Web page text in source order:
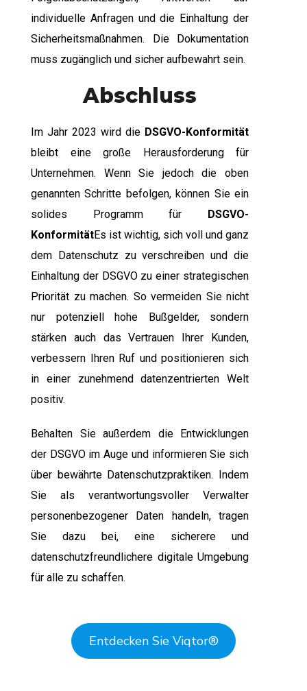
individuelle Anfragen und die Einhaltung der
Sicherheitsmaßnahmen. Die Dokumentation
muss zugänglich und sicher aufbewahrt sein.
Abschluss
Im Jahr 2023 wird die DSGVO-Konformität
bleibt eine große Herausforderung für
Unternehmen. Wenn Sie jedoch die oben
genannten Schritte befolgen, können Sie ein
solides Programm für DSGVO-
KonformitätEs ist wichtig, sich voll und ganz
dem Datenschutz zu verschreiben und die
Einhaltung der DSGVO zu einer strategischen
Priorität zu machen. So vermeiden Sie nicht
nur potenziell hohe Bußgelder, sondern
stärken auch das Vertrauen Ihrer Kunden,
verbessern Ihren Ruf und positionieren sich
in einer zunehmend datenzentrierten Welt
positiv.
Behalten Sie außerdem die Entwicklungen
der DSGVO im Auge und informieren Sie sich
über bewährte Datenschutzpraktiken. Indem
Sie als verantwortungsvoller Verwalter
personenbezogener Daten handeln, tragen
Sie dazu bei, eine sicherere und
datenschutzfreundlichere digitale Umgebung
für alle zu schaffen.
Entdecken Sie Viqtor®